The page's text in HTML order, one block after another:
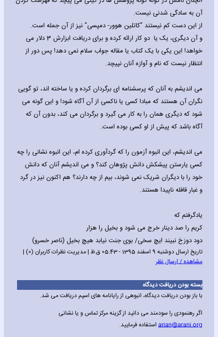
آن به سادگی شدنی نیست.
از این دست کم نیستند "کاتلین هوور- دمپسی" نیز از آن جمله است.
و آن دیگری، یک یا دو کار ارائه کرده و برای دریافت ابزارش 3 دلار می
خواهد! این یکی با یک کتاب یا مقاله جواب سلام نمی دهد! پس دور از
انتظار نیست که نام و آوازه آنان نپیچد.
می اندیشم به آنان که پرسشنامه ای برگردان کرده و یا ساخته اند، تو گویی
نگران آن هستند که مبادا کسی یا ناکسی از آن آگاه شود! و این گونه می
شود که دیگری همان را به کار می گیرد و برگردان می کند، بدون آن که
آگاه باشد که پیش از او کسی بوده است.
می اندیشم، این انبوه آزمون را که گردآوری کرده ام، این انبوه نشانی را چه
کسی یارستن پیشکش دانش پژوهان کند؟ و می اندیشم آنان که دانش
خود را با دیگران شریک نمی شوند، بیم از چه دارند؟ هم اکنون نیز در گرد
و غبار قافله ناپیدا هستند.
یادگرفتم که
کریم را صد دینار خرج می شود و بخیل را هزار
دود دوزخ نبیند ایچ سخی/ بوی جنت نیابد هیچ بخیل (ناصر خسرو)
تاریخ ارسال دوشنبه 9 اسفند 1395 - 05:43 ق.ظ | مدیریت نظرات کاربران (0) |
مشاهده / ارسال نظر
بسته بودن دریافت دیدگاه
با باز بودن دریافت دیدگاه، انبوهی از رایانامه های اسپم دریافت می شد.
اگر رهنمودی را سودمند می دانید از گزینه مرکز تماس و یا نشانی
arian@arani.org استفاده فرمایید.